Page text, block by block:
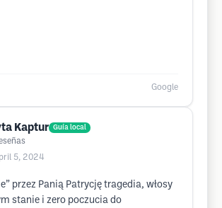
Google
Kaptur Guía local
5, 2024
przez Panią Patrycję tragedia, włosy
stanie i zero poczucia do